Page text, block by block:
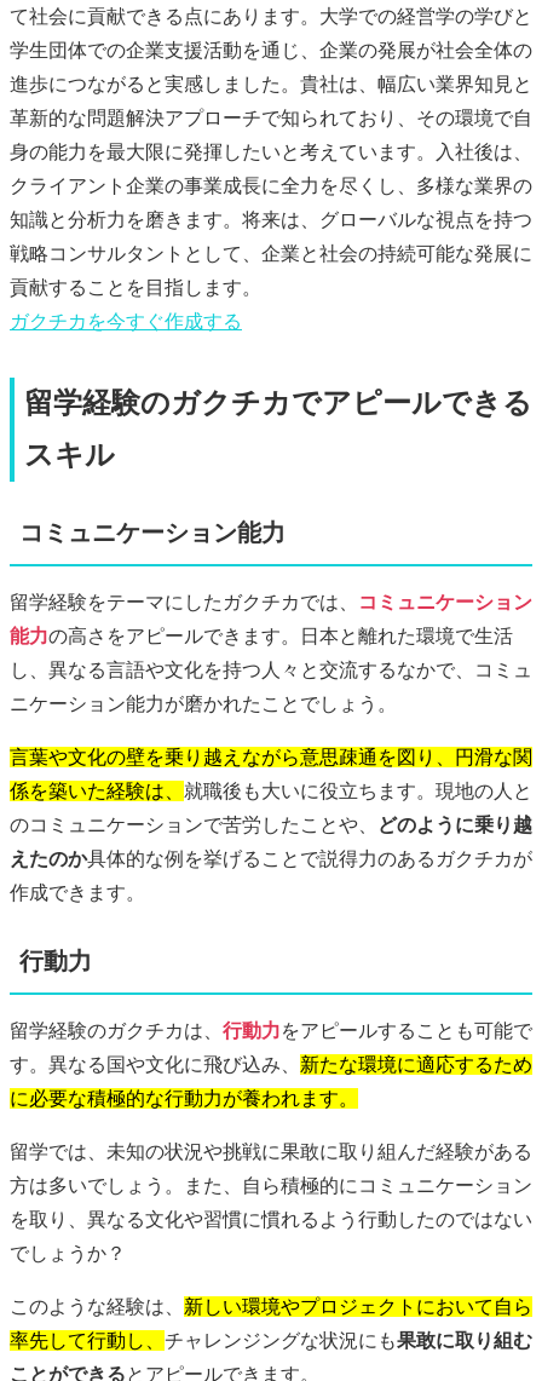
て社会に貢献できる点にあります。大学での経営学の学びと
学生団体での企業支援活動を通じ、企業の発展が社会全体の
進歩につながると実感しました。貴社は、幅広い業界知見と
革新的な問題解決アプローチで知られており、その環境で自
身の能力を最大限に発揮したいと考えています。入社後は、
クライアント企業の事業成長に全力を尽くし、多様な業界の
知識と分析力を磨きます。将来は、グローバルな視点を持つ
戦略コンサルタントとして、企業と社会の持続可能な発展に
貢献することを目指します。
ガクチカ を今すぐ作成する
留学経験のガクチカでアピールできる
スキル
コミュニケーション能力
留学経験をテーマにしたガクチカでは、
コミュニケーション
能力の高さをアピールできます。日本と離れた環境で生活
し、異なる言語や文化を持つ人々と交流するなかで、コミュ
ニケーション能力が磨かれたことでしょう。
言葉や文化の壁を乗り越えながら意思疎通を図り、円滑な関
係を築いた経験は、 就職後も大いに役立ちます。現地の人と
のコミュニケーションで苦労したことや、
どのように乗り越
えたのか具体的な例を挙げることで説得力のあるガクチカが
作成できます。
行動力
留学経験のガクチカは、 行動力をアピールすることも可能で
す。異なる国や文化に飛び込み、 新たな環境に適応するため
に必要な積極的な行動力が養われます。
留学では、未知の状況や挑戦に果敢に取り組んだ経験がある
方は多いでしょう。また、自ら積極的にコミュニケーション
を取り、異なる文化や習慣に慣れるよう行動したのではない
でしょうか？
このような経験は、 新しい環境やプロジェクトにおいて自ら
率先して行動し、 チャレンジングな状況にも果敢に取り組む
ことができるとアピールできます。